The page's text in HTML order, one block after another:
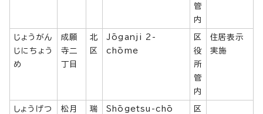
管
内
じょうがん
じにちょう
め
成願
寺二
丁目
北
区
Jōganji 2-
chōme
区
役
所
管
内
住居表示
実施
しょうげつ
松月
瑞
Shōgetsu-chō
区